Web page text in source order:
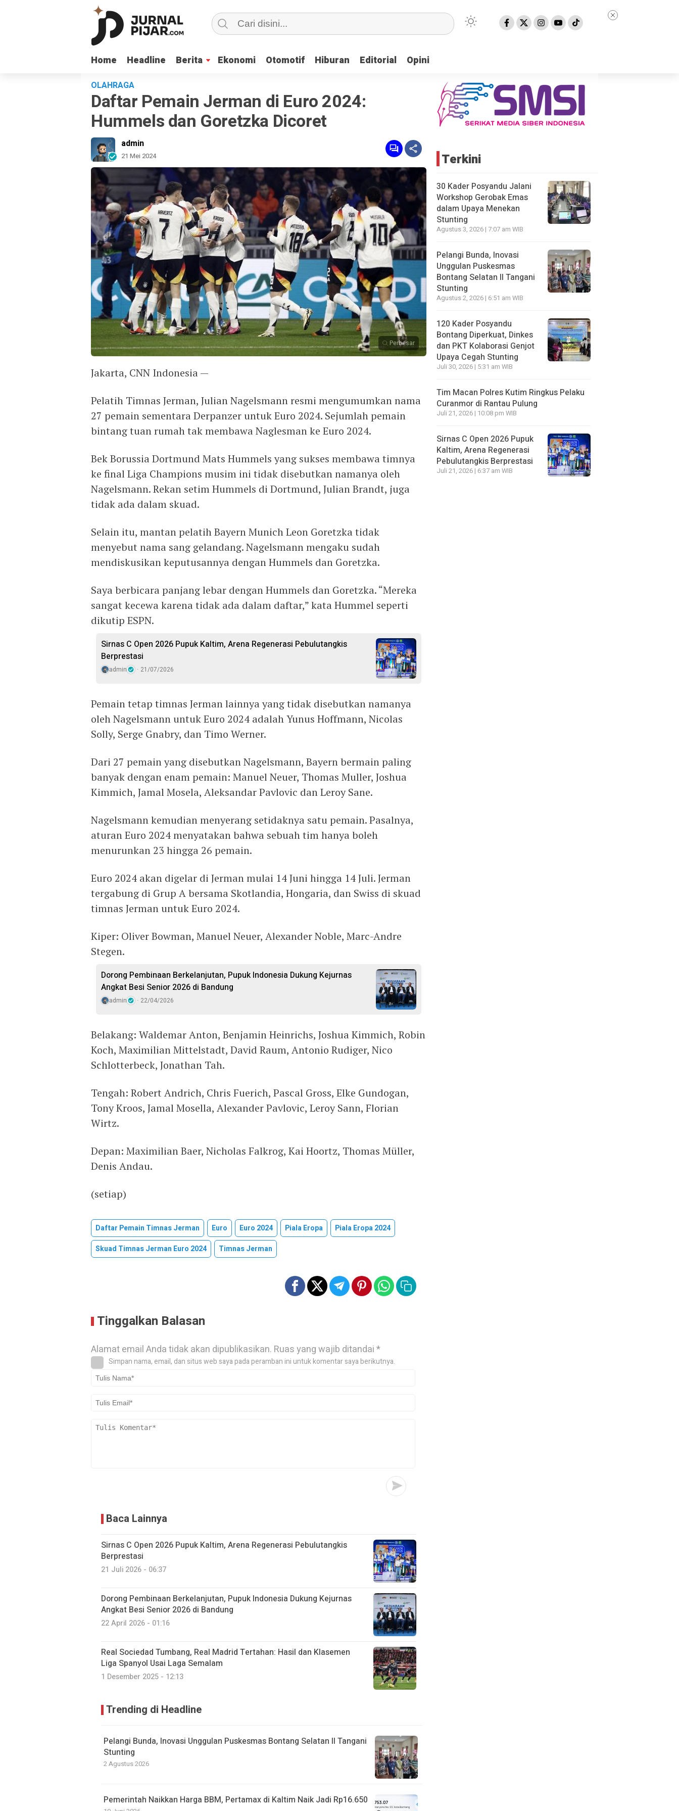
Home Headline Berita Ekonomi Otomotif Hiburan Editorial Opini
Home Headline Berita Ekonomi Otomotif Hiburan Editorial Opini
OLAHRAGA
Daftar Pemain Jerman di Euro 2024:
Hummels dan Goretzka Dicoret
admin
21 Mei 2024
Perbesar
Jakarta, CNN Indonesia —
Pelatih Timnas Jerman, Julian Nagelsmann resmi mengumumkan nama
27 pemain sementara Derpanzer untuk Euro 2024. Sejumlah pemain
bintang tuan rumah tak membawa Naglesman ke Euro 2024.
Bek Borussia Dortmund Mats Hummels yang sukses membawa timnya
ke final Liga Champions musim ini tidak disebutkan namanya oleh
Nagelsmann. Rekan setim Hummels di Dortmund, Julian Brandt, juga
tidak ada dalam skuad.
Selain itu, mantan pelatih Bayern Munich Leon Goretzka tidak
menyebut nama sang gelandang. Nagelsmann mengaku sudah
mendiskusikan keputusannya dengan Hummels dan Goretzka.
Saya berbicara panjang lebar dengan Hummels dan Goretzka. “Mereka
sangat kecewa karena tidak ada dalam daftar,” kata Hummel seperti
dikutip ESPN.
Sirnas C Open 2026 Pupuk Kaltim, Arena Regenerasi Pebulutangkis
Berprestasi
admin 21/07/2026
Pemain tetap timnas Jerman lainnya yang tidak disebutkan namanya
oleh Nagelsmann untuk Euro 2024 adalah Yunus Hoffmann, Nicolas
Solly, Serge Gnabry, dan Timo Werner.
Dari 27 pemain yang disebutkan Nagelsmann, Bayern bermain paling
banyak dengan enam pemain: Manuel Neuer, Thomas Muller, Joshua
Kimmich, Jamal Mosela, Aleksandar Pavlovic dan Leroy Sane.
Nagelsmann kemudian menyerang setidaknya satu pemain. Pasalnya,
aturan Euro 2024 menyatakan bahwa sebuah tim hanya boleh
menurunkan 23 hingga 26 pemain.
Euro 2024 akan digelar di Jerman mulai 14 Juni hingga 14 Juli. Jerman
tergabung di Grup A bersama Skotlandia, Hongaria, dan Swiss di skuad
timnas Jerman untuk Euro 2024.
Kiper: Oliver Bowman, Manuel Neuer, Alexander Noble, Marc-Andre
Stegen.
Dorong Pembinaan Berkelanjutan, Pupuk Indonesia Dukung Kejurnas
Angkat Besi Senior 2026 di Bandung
admin 22/04/2026
Belakang: Waldemar Anton, Benjamin Heinrichs, Joshua Kimmich, Robin
Koch, Maximilian Mittelstadt, David Raum, Antonio Rudiger, Nico
Schlotterbeck, Jonathan Tah.
Tengah: Robert Andrich, Chris Fuerich, Pascal Gross, Elke Gundogan,
Tony Kroos, Jamal Mosella, Alexander Pavlovic, Leroy Sann, Florian
Wirtz.
Depan: Maximilian Baer, ​​​​Nicholas Falkrog, Kai Hoortz, Thomas Müller,
Denis Andau.
(setiap)
Daftar Pemain Timnas Jerman Euro Euro 2024 Piala Eropa
Piala Eropa 2024
Skuad Timnas Jerman Euro 2024
Timnas Jerman
Tinggalkan Balasan
Alamat email Anda tidak akan dipublikasikan. Ruas yang wajib ditandai*
Simpan nama, email, dan situs web saya pada peramban ini untuk komentar saya berikutnya.
Baca Lainnya
Sirnas C Open 2026 Pupuk Kaltim, Arena Regenerasi Pebulutangkis
Berprestasi
21 Juli 2026 - 06:37
Dorong Pembinaan Berkelanjutan, Pupuk Indonesia Dukung Kejurnas
Angkat Besi Senior 2026 di Bandung
22 April 2026 - 01:16
Real Sociedad Tumbang, Real Madrid Tertahan: Hasil dan Klasemen
Liga Spanyol Usai Laga Semalam
1 Desember 2025 - 12:13
Trending di Headline
Pelangi Bunda, Inovasi Unggulan Puskesmas Bontang Selatan II Tangani
Stunting
2 Agustus 2026
Pemerintah Naikkan Harga BBM, Pertamax di Kaltim Naik Jadi Rp16.650
Terkini
30 Kader Posyandu Jalani
Workshop Gerobak Emas
dalam Upaya Menekan
Stunting
Agustus 3, 2026 | 7:07 am WIB
Pelangi Bunda, Inovasi
Unggulan Puskesmas
Bontang Selatan II Tangani
Stunting
Agustus 2, 2026 | 6:51 am WIB
120 Kader Posyandu
Bontang Diperkuat, Dinkes
dan PKT Kolaborasi Genjot
Upaya Cegah Stunting
Juli 30, 2026 | 5:31 am WIB
Tim Macan Polres Kutim Ringkus Pelaku
Curanmor di Rantau Pulung
Juli 21, 2026 | 10:08 pm WIB
Sirnas C Open 2026 Pupuk
Kaltim, Arena Regenerasi
Pebulutangkis Berprestasi
Juli 21, 2026 | 6:37 am WIB